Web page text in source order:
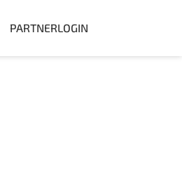
PARTNERLOGIN